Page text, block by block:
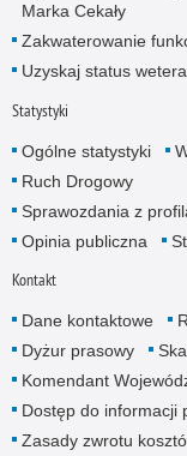
Marka Cekały
Zakwaterowanie
Uzyskaj status
Statystyki
Ogólne statystyki
Ruch Drogowy
Sprawozdania z
Opinia publiczna
Kontakt
Dane kontaktowe
Dyżur prasowy
Komendant
Dostęp do informacji
Zasady zwrotu